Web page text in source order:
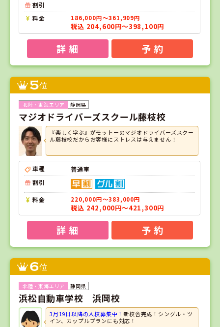
割引
料金
186,000円～361,909円
税込 204,600円～398,100円
詳 細 予 約
5位
静岡県
マジオドライバーズスクール藤枝校
『楽しく学ぶ』がモットーのマジオドライバーズスクー
ル藤枝校だからお客様にストレスは与えません！
車種
普通車
割引
料金 220,000円～383,000円
税込 242,000円～421,300円
詳 細 予 約
6位
静岡県
浜松自動車学校 浜岡校
3月19日以降の入校募集中！新校舎完成！シングル・ツ
イン、カップルプランにも対応！